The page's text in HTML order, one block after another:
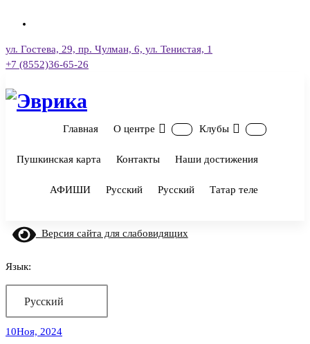
ул. Гостева, 29, пр. Чулман, 6, ул. Тенистая, 1
+7 (8552)36-65-26
Главная О центре Клубы
Пушкинская карта Контакты Наши достижения
АФИШИ Русский Русский Татар теле
Версия сайта для слабовидящих
Язык:
Русский
10Ноя, 2024